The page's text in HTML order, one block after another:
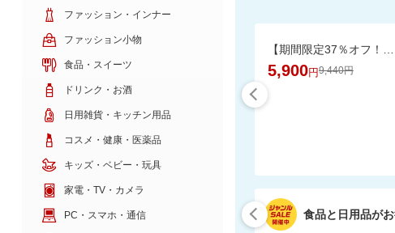
5,900円9,440円
食品と日用品がお
ファッション・インナー
ファッション小物
食品・スイーツ
ドリンク・お酒
日用雑貨・キッチン用品
コスメ・健康・医薬品
キッズ・ベビー・玩具
家電・TV・カメラ
PC・スマホ・通信